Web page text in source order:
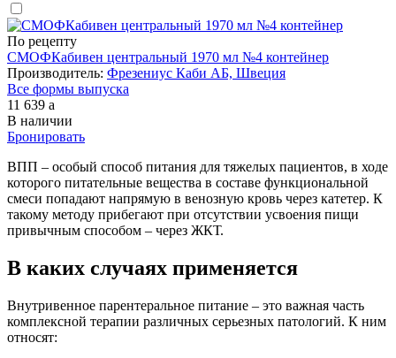
По рецепту
СМОФКабивен центральный 1970 мл №4 контейнер
Производитель: Фрезениус Каби АБ, Швеция
Все формы выпуска
11 639 a
В наличии
Бронировать
ВПП – особый способ питания для тяжелых пациентов, в ходе
которого питательные вещества в составе функциональной
смеси попадают напрямую в венозную кровь через катетер. К
такому методу прибегают при отсутствии усвоения пищи
привычным способом – через ЖКТ.
В каких случаях применяется
Внутривенное парентеральное питание – это важная часть
комплексной терапии различных серьезных патологий. К ним
относят: